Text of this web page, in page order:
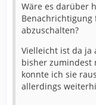
Wäre es darüber
abzuschalten?
Vielleicht ist da ja
bisher zumindest
konnte ich sie
allerdings